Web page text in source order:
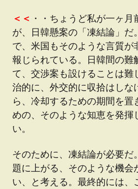
＜＜ ・・ちょうど私が一ヶ
が、日韓懸案の「凍結論」だ
で、米国もそのような言質が
報じられている。日韓間の難
て、交渉案も設けることは難
治的に、外交的に収拾はしな
ら、冷却するための期間を置
めの、そのような知恵を発揮
い。
そのために、凍結論が必要だ
題に上がる、そのような機会
い、と考える。最終的には、